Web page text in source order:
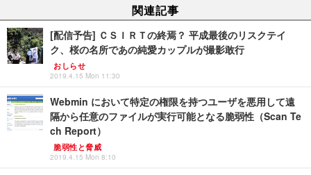
関連記事
[配信予告] ＣＳＩＲＴの終焉？ 平成最後のリスクテイ
ク、桜の名所であの純愛カップルが撮影敢行
おしらせ
2019.4.15 Mon 11:30
Webmin において特定の権限を持つユーザを悪用して遠
隔から任意のファイルが実行可能となる脆弱性（Scan Te
ch Report）
脆弱性と脅威
2019.4.15 Mon 8:10